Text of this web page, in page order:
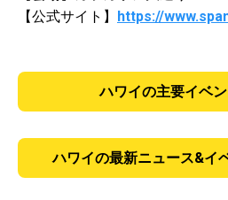
【公式サイト】 https://
ハワイの主要イベ
ハワイの最新ニュース&イ